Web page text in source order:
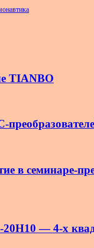
TIANBO
в семинаре-
— 4-х